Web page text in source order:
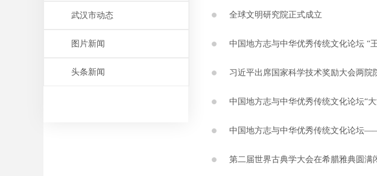
武汉市动态
图片新闻
头条新闻
全球文明研究院正式成立
中国地方志与中华优秀传统文化论坛 “
习近平出席国家科学技术奖励大会两
中国地方志与中华优秀传统文化论坛“
中国地方志与中华优秀传统文化论坛
第二届世界古典学大会在希腊雅典圆满